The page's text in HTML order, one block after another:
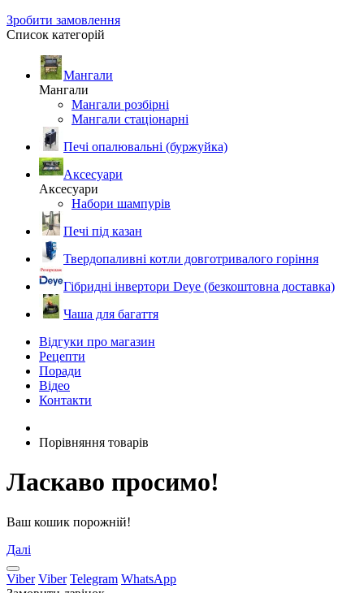
Зробити замовлення
Список категорій
Мангали
Мангали
Мангали розбірні
Мангали стаціонарні
Печі опалювальні (буржуйка)
Аксесуари
Аксесуари
Набори шампурів
Печі під казан
Твердопаливні котли довготривалого горіння
Гібридні інвертори Deye (безкоштовна доставка)
Чаша для багаття
Відгуки про магазин
Рецепти
Поради
Відео
Контакти
Порівняння товарів
Ласкаво просимо!
Ваш кошик порожній!
Далі
Viber Viber Telegram WhatsApp